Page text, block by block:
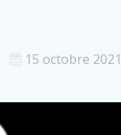
15 octobre 2021